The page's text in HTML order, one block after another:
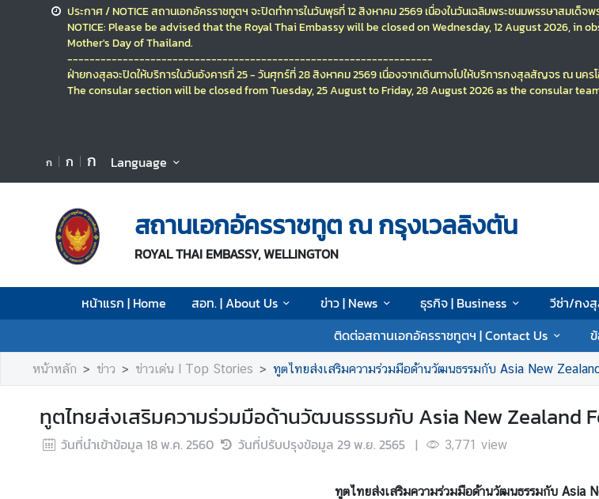
ประกาศ / NOTICEสถานเอกอัครราชทูตฯ จะปิดทำการในวันพุธที่ 12 สิงหาคม 2569 เนื่องในวันเฉลิมพระชนมพรรษาสมเด็จพ
NOTICE: Please be advised that the Royal Thai Embassy will be closed on Wednesday, 12 August 2026, in
Mother's Day of Thailand.
------------------------------------------------------------------
ฝ่ายกงสุลจะปิดให้บริการในวันอังคารที่ 25 - วันศุกร์ที่ 28 สิงหาคม 2569 เนื่องจากเดินทางไปให้บริการกงสุลสัญจร ณ นคร
The consular section will be closedfrom Tuesday, 25 August to Friday, 28 August 2026as the consular
ก ก ก Language
สถานเอกอัครราชทูต ณ กรุงเวลลิงตัน
ROYAL THAI EMBASSY, WELLINGTON
หน้าแรก | Home สอท. | About Us ข่าว | News ธุรกิจ | Business วีซ่า/กง
ติดต่อสถานเอกอัครราชทูตฯ | Contact Us
H
|
A
o
u
หน้าหลัก ข่าว ข่าวเด่น l Top Stories ทูตไทยส่งเสริมความร่วมมือด้านวัฒนธรรมกับ Asia New
ทูตไทยส่งเสริมความร่วมมือด้านวัฒนธรรมกับ Asia New Zealand
วันที่นำเข้าข้อมูล 18 พ.ค. 2560 วันที่ปรับปรุงข้อมูล 29 พ.ย. 2565 | 3,771 view
ทูตไทยส่งเสริมความร่วมมือด้านวัฒนธรรมกับ Asia